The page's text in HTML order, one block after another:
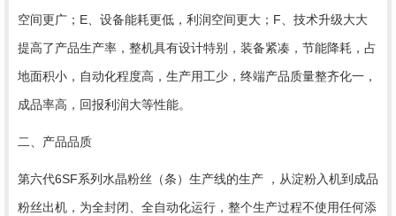
空间更广；E、设备能耗更低，利润空间更大；F、技术升级大大
提高了产品生产率，整机具有设计特别，装备紧凑，节能降耗，占
地面积小，自动化程度高，生产用工少，终端产品质量整齐化一，
成品率高，回报利润大等性能。
二、产品品质
第六代6SF系列水晶粉丝（条）生产线的生产 ，从淀粉入机到成品
粉丝出机，为全封闭、全自动化运行，整个生产过程不使用任何添